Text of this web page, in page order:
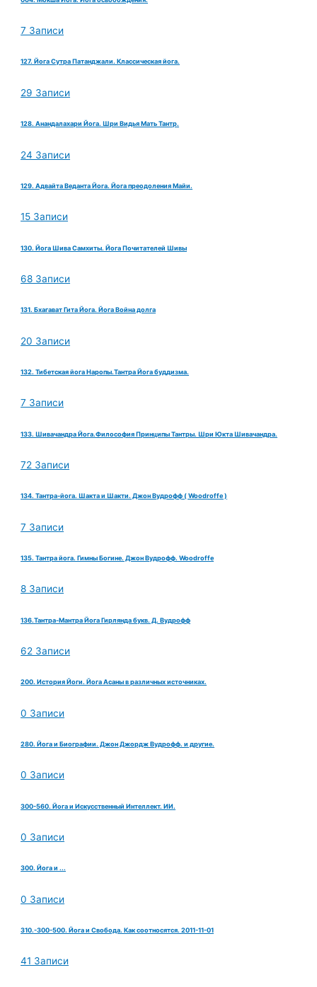
7 Записи
127. Йога Сутра Патанджали. Классическая йога.
29 Записи
128. Анандалахари Йога. Шри Видья Мать Тантр.
24 Записи
129. Адвайта Веданта Йога. Йога преодоления Майи.
15 Записи
130. Йога Шива Самхиты. Йога Почитателей Шивы
68 Записи
131. Бхагават Гита Йога. Йога Война долга
20 Записи
132. Тибетская йога Наропы.Тантра Йога буддизма.
7 Записи
133. Шивачандра Йога.Философия Принципы Тантры. Шри Юкта Шивачандра.
72 Записи
134. Тантра-йога. Шакта и Шакти. Джон Вудрофф ( Woodroffe )
7 Записи
135. Тантра йога. Гимны Богине. Джон Вудрофф. Woodroffe
8 Записи
136.Тантра-Мантра Йога Гирлянда букв. Д. Вудрофф
62 Записи
200. История Йоги. Йога Асаны в различных источниках.
0 Записи
280. Йога и Биографии. Джон Джордж Вудрофф. и другие.
0 Записи
300-560. Йога и Искусственный Интеллект. ИИ.
0 Записи
300. Йога и ...
0 Записи
310.-300-500. Йога и Свобода. Как соотносятся. 2011-11-01
41 Записи